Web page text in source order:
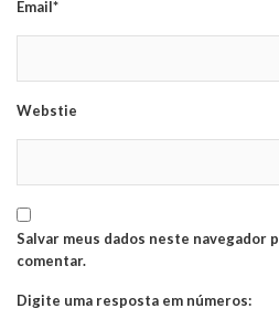
Email*
Webstie
Salvar meus dados neste navegador
comentar.
Digite uma resposta em números: